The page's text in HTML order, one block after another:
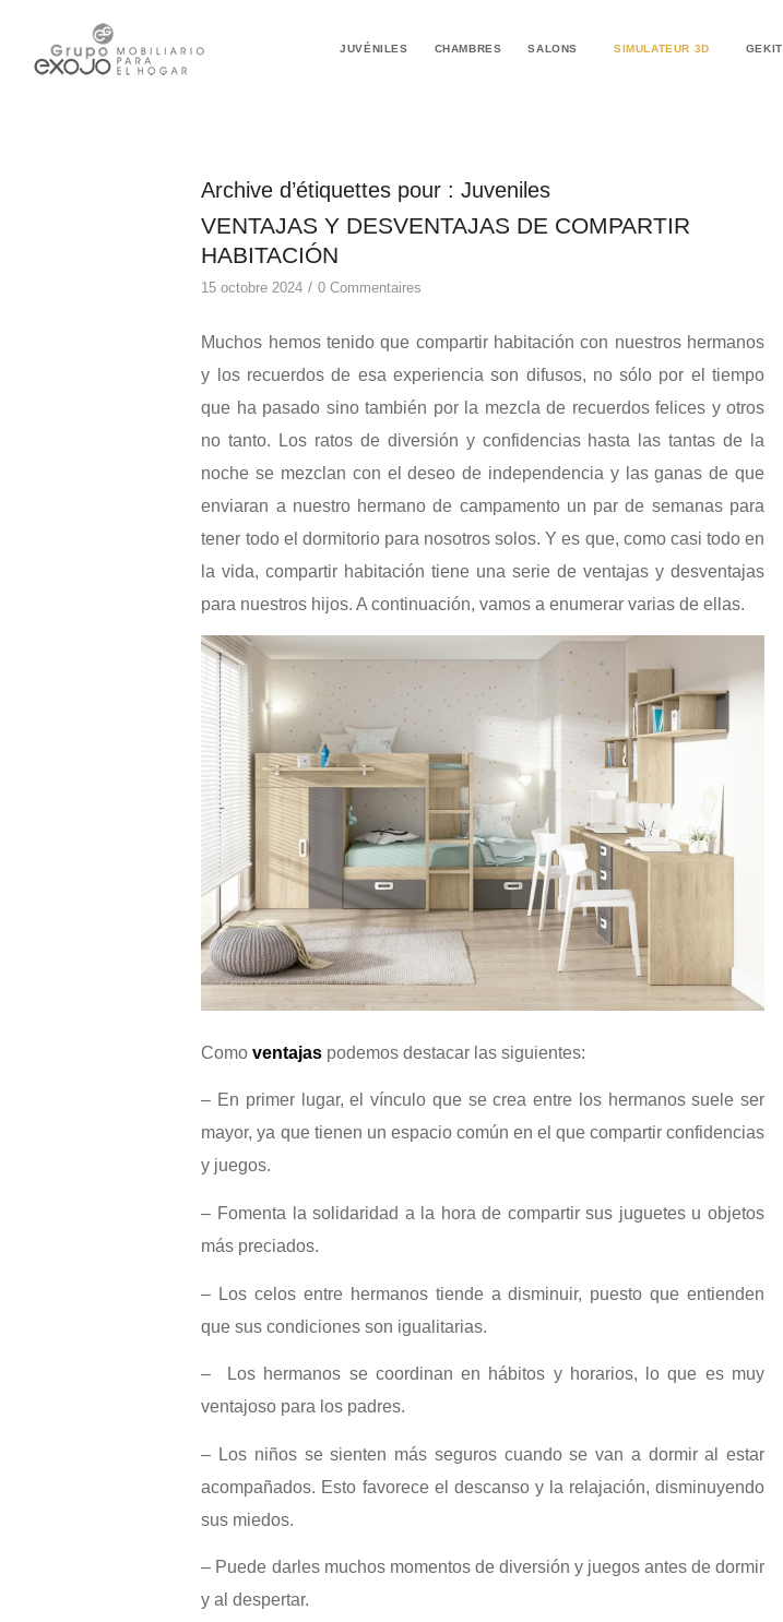
JUVÉNILES CHAMBRES SALONS SIMULATEUR 3D GEKIT
Archive d’étiquettes pour :Juveniles
VENTAJAS Y DESVENTAJAS DE COMPARTIR
HABITACIÓN
15 octobre 2024 / 0 Commentaires
Muchos hemos tenido que compartir habitación con nuestros hermanos
y los recuerdos de esa experiencia son difusos, no sólo por el tiempo
que ha pasado sino también por la mezcla de recuerdos felices y otros
no tanto. Los ratos de diversión y confidencias hasta las tantas de la
noche se mezclan con el deseo de independencia y las ganas de que
enviaran a nuestro hermano de campamento un par de semanas para
tener todo el dormitorio para nosotros solos. Y es que, como casi todo en
la vida, compartir habitación tiene una serie de ventajas y desventajas
para nuestros hijos. A continuación, vamos a enumerar varias de ellas.
Comoventajas podemos destacar las siguientes:
– En primer lugar, el vínculo que se crea entre los hermanos suele ser
mayor, ya que tienen un espacio común en el que compartir confidencias
y juegos.
– Fomenta la solidaridad a la hora de compartir sus juguetes u objetos
más preciados.
– Los celos entre hermanos tiende a disminuir, puesto que entienden
que sus condiciones son igualitarias.
– Los hermanos se coordinan en hábitos y horarios, lo que es muy
ventajoso para los padres.
– Los niños se sienten más seguros cuando se van a dormir al estar
acompañados. Esto favorece el descanso y la relajación, disminuyendo
sus miedos.
– Puede darles muchos momentos de diversión y juegos antes de dormir
y al despertar.